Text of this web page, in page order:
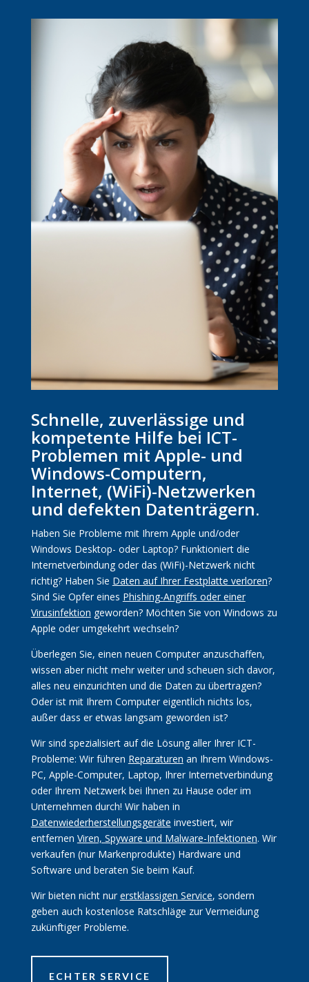
Schnelle, zuverlässige und
kompetente Hilfe bei ICT-
Problemen mit Apple- und
Windows-Computern,
Internet, (WiFi)-Netzwerken
und defekten Datenträgern.
Haben Sie Probleme mit Ihrem Apple und/oder
Windows Desktop- oder Laptop? Funktioniert die
Internetverbindung oder das (WiFi)-Netzwerk nicht
richtig? Haben Sie Daten auf Ihrer Festplatte verloren?
Sind Sie Opfer eines Phishing-Angriffs oder einer
Virusinfektion geworden? Möchten Sie von Windows zu
Apple oder umgekehrt wechseln?
Überlegen Sie, einen neuen Computer anzuschaffen,
wissen aber nicht mehr weiter und scheuen sich davor,
alles neu einzurichten und die Daten zu übertragen?
Oder ist mit Ihrem Computer eigentlich nichts los,
außer dass er etwas langsam geworden ist?
Wir sind spezialisiert auf die Lösung aller Ihrer ICT-
Probleme: Wir führen Reparaturen an Ihrem Windows-
PC, Apple-Computer, Laptop, Ihrer Internetverbindung
oder Ihrem Netzwerk bei Ihnen zu Hause oder im
Unternehmen durch! Wir haben in
Datenwiederherstellungsgeräte investiert, wir
entfernen Viren, Spyware und Malware-Infektionen. Wir
verkaufen (nur Markenprodukte) Hardware und
Software und beraten Sie beim Kauf.
Wir bieten nicht nur erstklassigen Service, sondern
geben auch kostenlose Ratschläge zur Vermeidung
zukünftiger Probleme.
ECHTER SERVICE